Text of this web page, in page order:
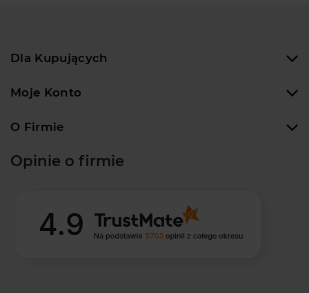
Dla Kupujących
Moje Konto
O Firmie
Opinie o firmie